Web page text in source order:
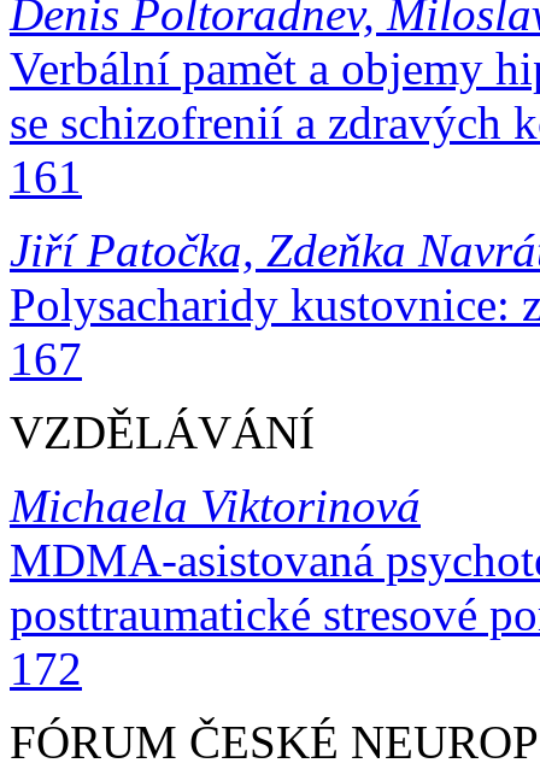
Denis Poltoradnev,
Verbální pamět a objemy
se schizofrenií a zdravých
161
Jiří Patočka, Zdeňka
Polysacharidy kustovnice:
167
VZDĚLÁVÁNÍ
Michaela Viktorinová
MDMA-asistovaná
posttraumatické stresové
172
FÓRUM ČESKÉ